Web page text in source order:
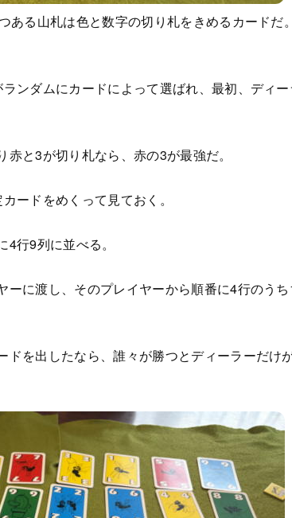
ある山札は色と数字の切り札をきめるカードだ
ンダムにカードによって選ばれ、最初、ディ
と3が切り札なら、赤の3が最強だ。
ードをめくって見ておく。
行9列に並べる。
ーに渡し、そのプレイヤーから順番に4行のう
ドを出したなら、誰々が勝つとディーラーだけ